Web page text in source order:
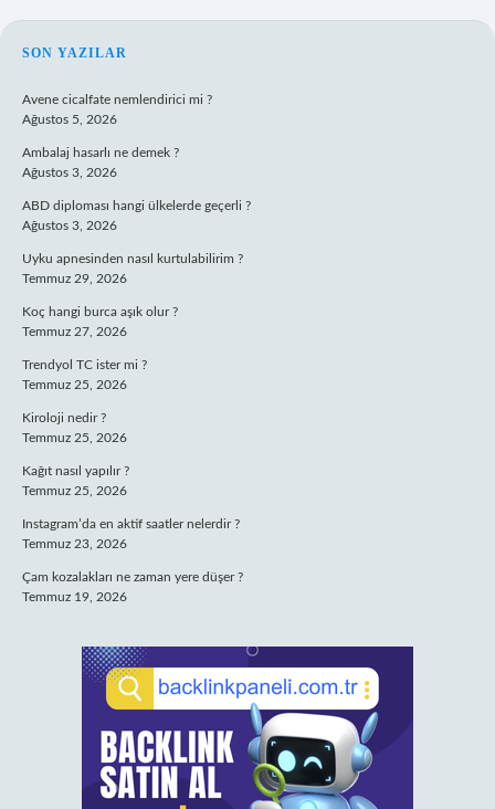
SIDEBAR
SON YAZILAR
Avene cicalfate nemlendirici mi ?
Ağustos 5, 2026
Ambalaj hasarlı ne demek ?
Ağustos 3, 2026
ABD diploması hangi ülkelerde geçerli ?
Ağustos 3, 2026
Uyku apnesinden nasıl kurtulabilirim ?
Temmuz 29, 2026
Koç hangi burca aşık olur ?
Temmuz 27, 2026
Trendyol TC ister mi ?
Temmuz 25, 2026
Kiroloji nedir ?
Temmuz 25, 2026
Kağıt nasıl yapılır ?
Temmuz 25, 2026
Instagram’da en aktif saatler nelerdir ?
Temmuz 23, 2026
Çam kozalakları ne zaman yere düşer ?
Temmuz 19, 2026